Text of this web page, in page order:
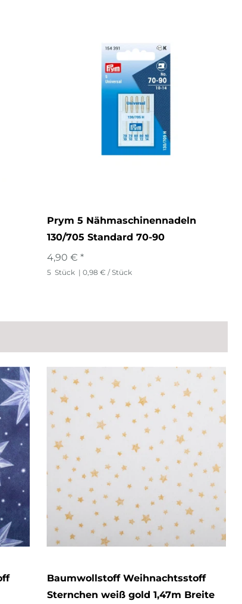
Prym 5 Nähmaschinennadeln
130/705 Standard 70-90
4,90 € *
5 Stück | 0,98 € / Stück
Baumwollstoff Weihnachtsstoff
Sternchen weiß gold 1,47m Breite